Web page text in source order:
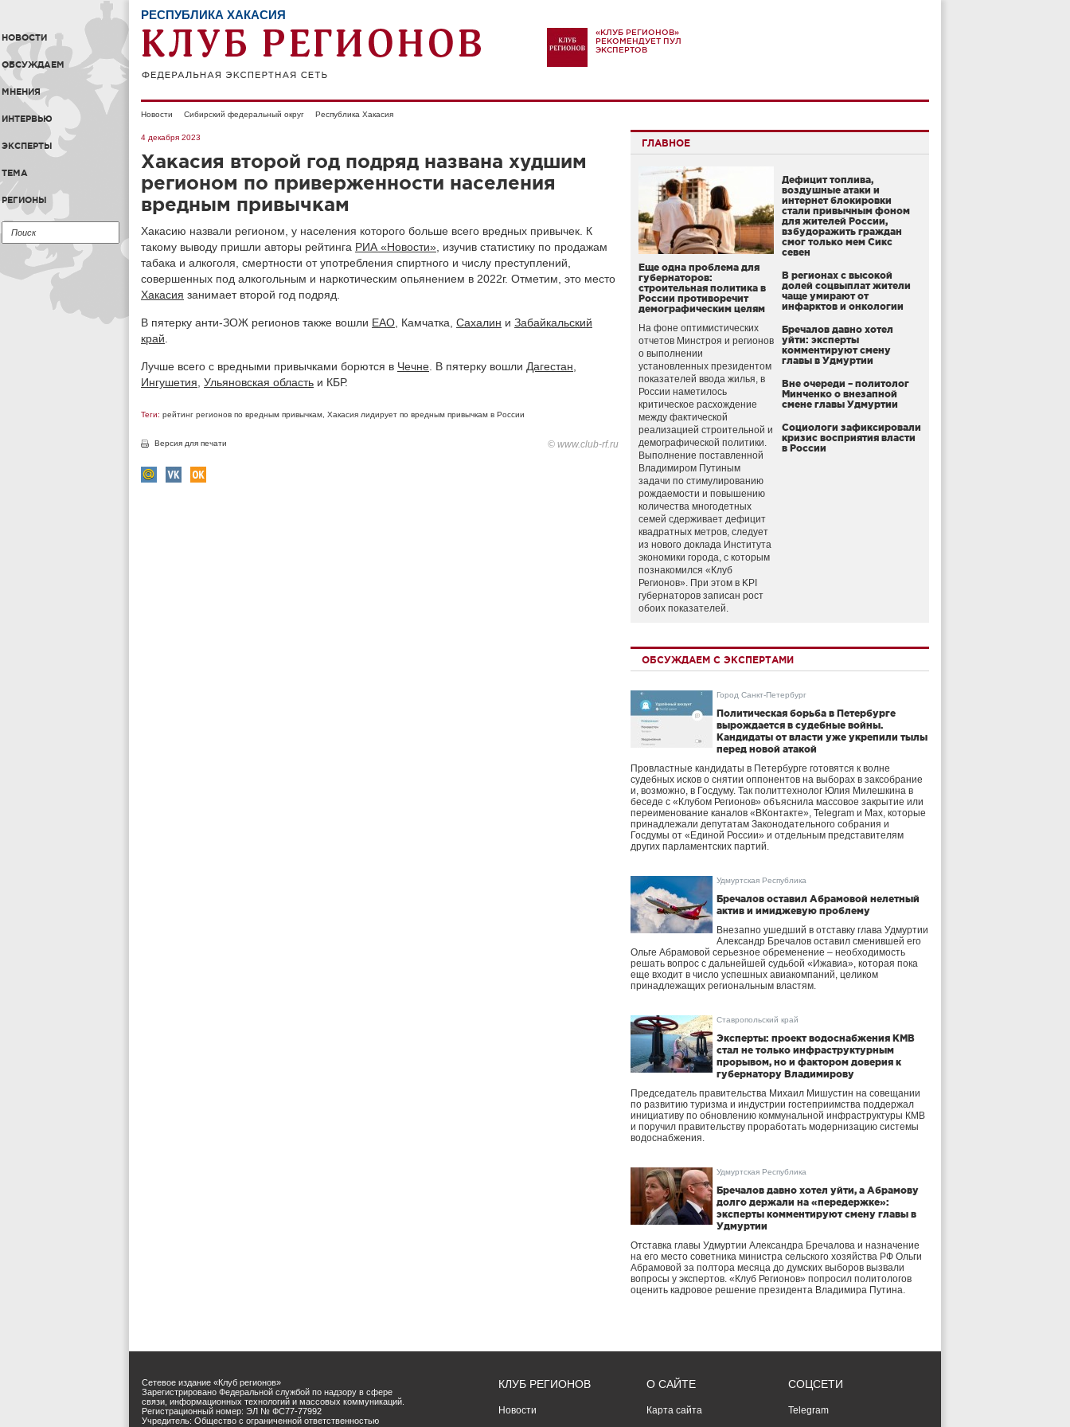
НОВОСТИ
ОБСУЖДАЕМ
МНЕНИЯ
ИНТЕРВЬЮ
ЭКСПЕРТЫ
ТЕМА
РЕГИОНЫ
РЕСПУБЛИКА ХАКАСИЯ
«КЛУБ РЕГИОНОВ»
РЕКОМЕНДУЕТ ПУЛ
ЭКСПЕРТОВ
Новости Сибирский федеральный округ Республика Хакасия
4 декабря 2023
Хакасия второй год подряд названа худшим
регионом по приверженности населения
вредным привычкам
Хакасию назвали регионом, у населения которого больше всего вредных привычек. К
такому выводу пришли авторы рейтинга РИА «Новости» , изучив статистику по продажам
табака и алкоголя, смертности от употребления спиртного и числу преступлений,
совершенных под алкогольным и наркотическим опьянением в 2022г. Отметим, это место
Хакасия занимает второй год подряд.
В пятерку анти-ЗОЖ регионов также вошли ЕАО , Камчатка, Сахалин и Забайкальский
край
Лучше всего с вредными привычками борются в Чечне . В пятерку вошли Дагестан
Ингушетия Ульяновская область и КБР.
Теги: рейтинг регионов по вредным привычкам Хакасия лидирует по вредным привычкам в России
Версия для печати © www.club-rf.ru
ГЛАВНОЕ
Еще одна проблема для
губернаторов:
строительная политика в
России противоречит
демографическим целям
На фоне оптимистических
отчетов Минстроя и регионов
о выполнении
установленных президентом
показателей ввода жилья, в
России наметилось
критическое расхождение
между фактической
реализацией строительной и
демографической политики.
Выполнение поставленной
Владимиром Путиным
задачи по стимулированию
рождаемости и повышению
количества многодетных
семей сдерживает дефицит
квадратных метров, следует
из нового доклада Института
экономики города, с которым
познакомился «Клуб
Регионов». При этом в KPI
губернаторов записан рост
обоих показателей.
Дефицит топлива,
воздушные атаки и
интернет блокировки
стали привычным фоном
для жителей России,
взбудоражить граждан
смог только мем Сикс
севен
В регионах с высокой
долей соцвыплат жители
чаще умирают от
инфарктов и онкологии
Бречалов давно хотел
уйти: эксперты
комментируют смену
главы в Удмуртии
Вне очереди – политолог
Минченко о внезапной
смене главы Удмуртии
Социологи зафиксировали
кризис восприятия власти
в России
ОБСУЖДАЕМ С ЭКСПЕРТАМИ
Город Санкт-Петербург
Политическая борьба в Петербурге
вырождается в судебные войны.
Кандидаты от власти уже укрепили тылы
перед новой атакой
Провластные кандидаты в Петербурге готовятся к волне
судебных исков о снятии оппонентов на выборах в заксобрание
и, возможно, в Госдуму. Так политтехнолог Юлия Милешкина в
беседе с «Клубом Регионов» объяснила массовое закрытие или
переименование каналов «ВКонтакте», Telegram и Max, которые
принадлежали депутатам Законодательного собрания и
Госдумы от «Единой России» и отдельным представителям
других парламентских партий.
Удмуртская Республика
Бречалов оставил Абрамовой нелетный
актив и имиджевую проблему
Внезапно ушедший в отставку глава Удмуртии
Александр Бречалов оставил сменившей его
Ольге Абрамовой серьезное обременение – необходимость
решать вопрос с дальнейшей судьбой «Ижавиа», которая пока
еще входит в число успешных авиакомпаний, целиком
принадлежащих региональным властям.
Ставропольский край
Эксперты: проект водоснабжения КМВ
стал не только инфраструктурным
прорывом, но и фактором доверия к
губернатору Владимирову
Председатель правительства Михаил Мишустин на совещании
по развитию туризма и индустрии гостеприимства поддержал
инициативу по обновлению коммунальной инфраструктуры КМВ
и поручил правительству проработать модернизацию системы
водоснабжения.
Удмуртская Республика
Бречалов давно хотел уйти, а Абрамову
долго держали на «передержке»:
эксперты комментируют смену главы в
Удмуртии
Отставка главы Удмуртии Александра Бречалова и назначение
на его место советника министра сельского хозяйства РФ Ольги
Абрамовой за полтора месяца до думских выборов вызвали
вопросы у экспертов. «Клуб Регионов» попросил политологов
оценить кадровое решение президента Владимира Путина.
Сетевое издание «Клуб регионов»
Зарегистрировано Федеральной службой по надзору в сфере
связи, информационных технологий и массовых коммуникаций.
Регистрационный номер: ЭЛ № ФС77-77992
Учредитель: Общество с ограниченной ответственностью
КЛУБ РЕГИОНОВ
Новости
О САЙТЕ
Карта сайта
СОЦСЕТИ
Telegram